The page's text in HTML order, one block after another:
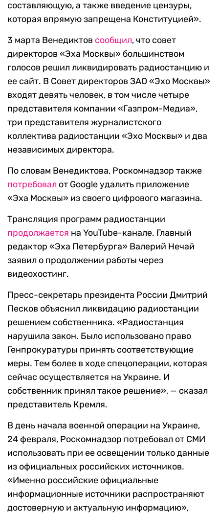
составляющую, а также введение цензуры,
которая впрямую запрещена Конституцией».
3 марта Венедиктов сообщил, что совет
директоров «Эха Москвы» большинством
голосов решил ликвидировать радиостанцию и
ее сайт. В Совет директоров ЗАО «Эхо Москвы»
входят девять человек, в том числе четыре
представителя компании «Газпром-Медиа»,
три представителя журналистского
коллектива радиостанции «Эхо Москвы» и два
независимых директора.
По словам Венедиктова, Роскомнадзор также
потребовал от Google удалить приложение
«Эха Москвы» из своего цифрового магазина.
Трансляция программ радиостанции
продолжается на YouTube-канале. Главный
редактор «Эха Петербурга» Валерий Нечай
заявил о продолжении работы через
видеохостинг.
Пресс-секретарь президента России Дмитрий
Песков объяснил ликвидацию радиостанции
решением собственника. «Радиостанция
нарушила закон. Было использовано право
Генпрокуратуры принять соответствующие
меры. Тем более в ходе спецоперации, которая
сейчас осуществляется на Украине. И
собственник принял такое решение», — сказал
представитель Кремля.
В день начала военной операции на Украине,
24 февраля, Роскомнадзор потребовал от СМИ
использовать при ее освещении только данные
из официальных российских источников.
«Именно российские официальные
информационные источники распространяют
достоверную и актуальную информацию»,